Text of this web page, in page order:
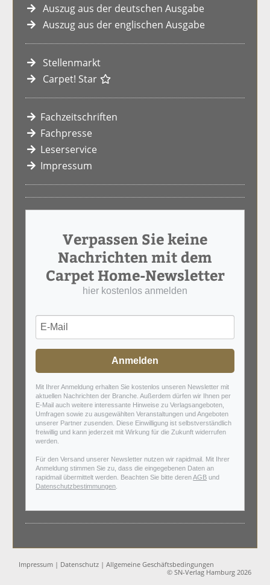
Auszug aus der deutschen Ausgabe
Auszug aus der englischen Ausgabe
Stellenmarkt
Carpet! Star
Fachzeitschriften
Fachpresse
Leserservice
Impressum
Verpassen Sie keine
Nachrichten mit dem
Carpet Home-Newsletter
hier kostenlos anmelden
Anmelden
Mit Ihrer Anmeldung erhalten Sie kostenlos unseren Newsletter mit
aktuellen Nachrichten der Branche. Außerdem dürfen wir Ihnen per
E-Mail auch weitere interessante Hinweise zu Verlagsangeboten,
Umfragen sowie zu ausgewählten Veranstaltungen und Angeboten
unserer Partner zusenden. Diese Einwilligung ist selbstverständlich
freiwillig und kann jederzeit mit Wirkung für die Zukunft widerrufen
werden.
Für den Versand unserer Newsletter nutzen wir rapidmail. Mit Ihrer
Anmeldung stimmen Sie zu, dass die eingegebenen Daten an
rapidmail übermittelt werden. Beachten Sie bitte derenAGB und
Datenschutzbestimmungen.
Impressum | Datenschutz |Allgemeine Geschäftsbedingungen
© SN-Verlag Hamburg 2026